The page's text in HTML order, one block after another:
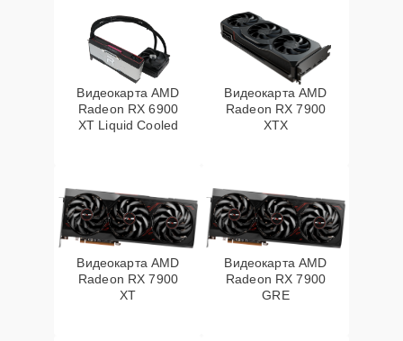
Видеокарта AMD
Radeon RX 6900
XT Liquid Cooled
Видеокарта AMD
Radeon RX 7900
XTX
Видеокарта AMD
Radeon RX 7900
XT
Видеокарта AMD
Radeon RX 7900
GRE